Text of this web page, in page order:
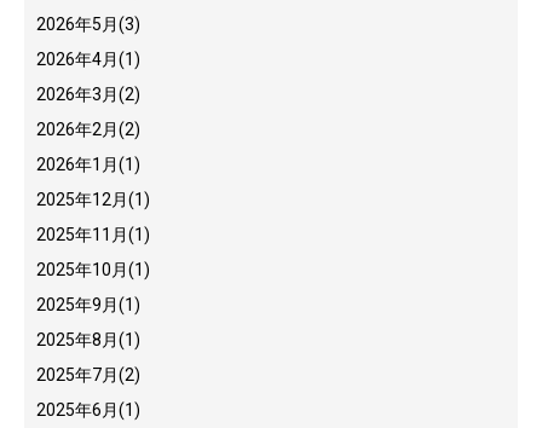
2026年5月(3)
2026年4月(1)
2026年3月(2)
2026年2月(2)
2026年1月(1)
2025年12月(1)
2025年11月(1)
2025年10月(1)
2025年9月(1)
2025年8月(1)
2025年7月(2)
2025年6月(1)